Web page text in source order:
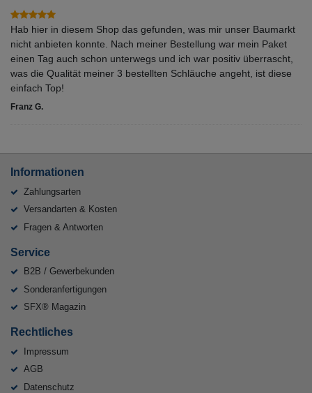
Hab hier in diesem Shop das gefunden, was mir unser Baumarkt
nicht anbieten konnte. Nach meiner Bestellung war mein Paket
einen Tag auch schon unterwegs und ich war positiv überrascht,
was die Qualität meiner 3 bestellten Schläuche angeht, ist diese
einfach Top!
Franz G.
Informationen
Zahlungsarten
Versandarten & Kosten
Fragen & Antworten
Service
B2B / Gewerbekunden
Sonderanfertigungen
SFX® Magazin
Rechtliches
Impressum
AGB
Datenschutz